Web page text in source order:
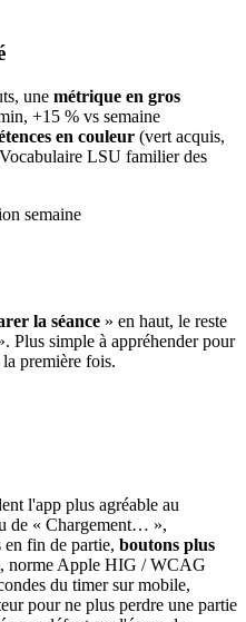
une métrique en gros
+15 % vs semaine
en couleur (vert acquis,
LSU familier des
semaine
la séance » en haut, le reste
Plus simple à appréhender pour
première fois.
l'app plus agréable au
de « Chargement… »,
en fin de partie, boutons plus
norme Apple HIG / WCAG
du timer sur mobile,
pour ne plus perdre une partie